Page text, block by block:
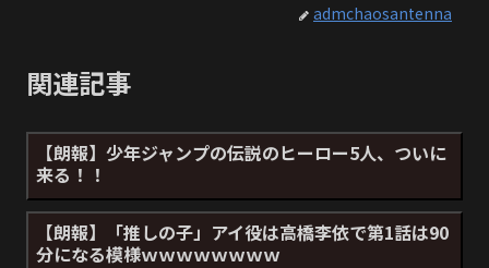
admchaosantenna
関連記事
【朗報】少年ジャンプの伝説のヒーロー5人、ついに
来る！！
【朗報】「推しの子」アイ役は高橋李依で第1話は90
分になる模様ｗｗｗｗｗｗｗｗ